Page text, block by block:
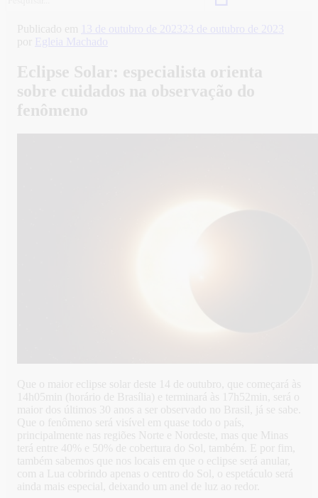
Publicado em 13 de outubro de 2023 23 de outubro de 2023
por
Egleia Machado
Eclipse Solar: especialista orienta
sobre cuidados na observação do
fenômeno
Que o maior eclipse solar deste 14 de outubro, que começará às
14h05min (horário de Brasília) e terminará às 17h52min, será o
maior dos últimos 30 anos a ser observado no Brasil, já se sabe.
Que o fenômeno será visível em quase todo o país,
principalmente nas regiões Norte e Nordeste, mas que Minas
terá entre 40% e 50% de cobertura do Sol, também. E por fim,
também sabemos que nos locais em que o eclipse será anular,
com a Lua cobrindo apenas o centro do Sol, o espetáculo será
ainda mais especial, deixando um anel de luz ao redor.